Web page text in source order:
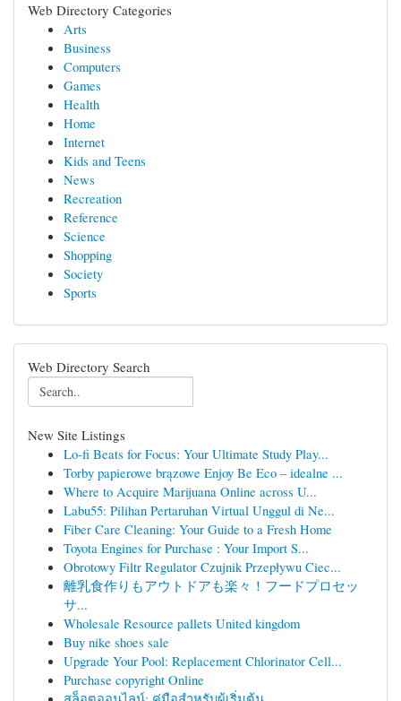
Web Directory Categories
Arts
Business
Computers
Games
Health
Home
Internet
Kids and Teens
News
Recreation
Reference
Science
Shopping
Society
Sports
Web Directory Search
New Site Listings
Lo-fi Beats for Focus: Your Ultimate Study Play...
Torby papierowe brązowe Enjoy Be Eco – idealne ...
Where to Acquire Marijuana Online across U...
Labu55: Pilihan Pertaruhan Virtual Unggul di Ne...
Fiber Care Cleaning: Your Guide to a Fresh Home
Toyota Engines for Purchase : Your Import S...
Obrotowy Filtr Regulator Czujnik Przepływu Ciec...
離乳食作りもアウトドアも楽々！フードプロセッ
サ...
Wholesale Resource pallets United kingdom
Buy nike shoes sale
Upgrade Your Pool: Replacement Chlorinator Cell...
Purchase copyright Online